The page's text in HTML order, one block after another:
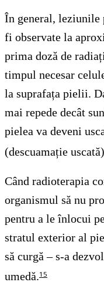
În general,
fi observate la
prima doză de
timpul necesar
la suprafața pielii.
mai repede decât
pielea va deveni
(descuamație
Când radioterapia
organismul să nu
pentru a le înlocui
stratul exterior al
să curgă – s-a
umedă.15